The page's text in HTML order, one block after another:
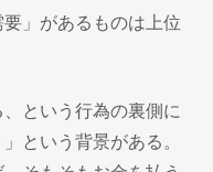
」があるものは上位
という行為の裏側に
という背景がある。